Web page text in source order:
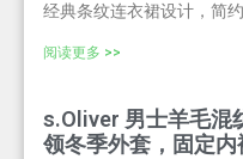
经典条纹连衣裙设计，简
阅读更多 >>
s.Oliver 男士羊毛混
领冬季外套，固定